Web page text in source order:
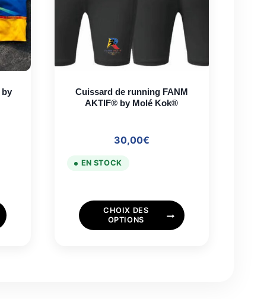
Cuissard de running FANM
AKTIF® by Molé Kok®
30,00€
EN STOCK
CHOIX DES
OPTIONS
Ce
produit
a